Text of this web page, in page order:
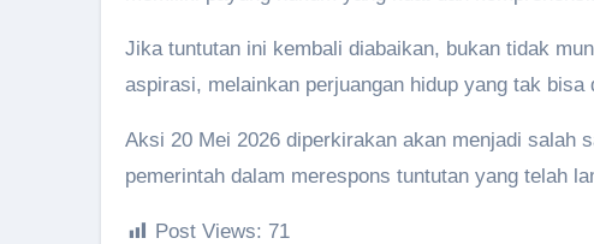
Jika tuntutan ini kembali diabaikan, bukan tidak
aspirasi, melainkan perjuangan hidup yang tak bisa
Aksi 20 Mei 2026 diperkirakan akan menjadi salah
pemerintah dalam merespons tuntutan yang telah
Post Views: 71